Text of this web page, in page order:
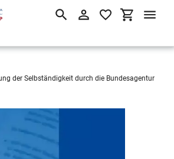
SuchenEinloggen
der Selbständigkeit durch die Bundesagentur